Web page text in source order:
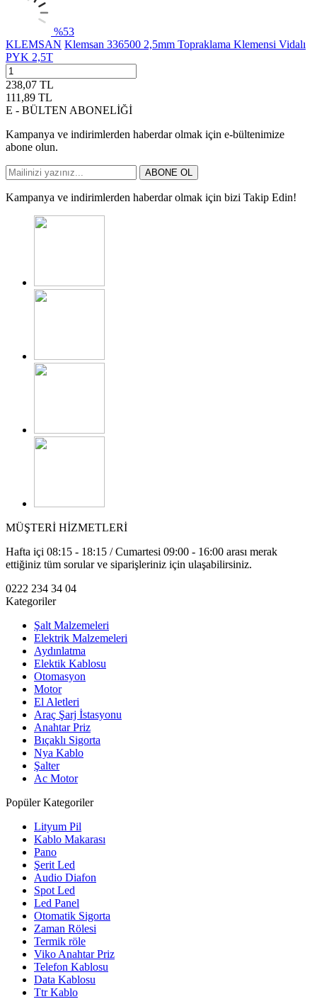
%53
KLEMSAN Klemsan 336500 2,5mm Topraklama Klemensi Vidalı
PYK 2,5T
238,07 TL
111,89 TL
E - BÜLTEN ABONELİĞİ
Kampanya ve indirimlerden haberdar olmak için e-bültenimize
abone olun.
ABONE OL
Kampanya ve indirimlerden haberdar olmak için bizi Takip Edin!
MÜŞTERİ HİZMETLERİ
Hafta içi 08:15 - 18:15 / Cumartesi 09:00 - 16:00 arası merak
ettiğiniz tüm sorular ve siparişleriniz için ulaşabilirsiniz.
0222 234 34 04
Kategoriler
Şalt Malzemeleri
Elektrik Malzemeleri
Aydınlatma
Elektik Kablosu
Otomasyon
Motor
El Aletleri
Araç Şarj İstasyonu
Anahtar Priz
Bıçaklı Sigorta
Nya Kablo
Şalter
Ac Motor
Popüler Kategoriler
Lityum Pil
Kablo Makarası
Pano
Şerit Led
Audio Diafon
Spot Led
Led Panel
Otomatik Sigorta
Zaman Rölesi
Termik röle
Viko Anahtar Priz
Telefon Kablosu
Data Kablosu
Ttr Kablo